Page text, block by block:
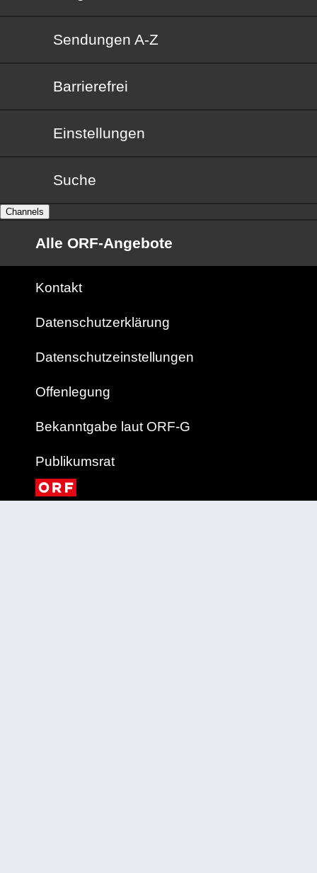
Sendungen von A bis Z
Sendungen A-Z
Barrierefrei
Barrierefrei
Einstellungen
Suche
Channels
Alle ORF-Angebote
Kontakt
Datenschutzerklärung
Datenschutzeinstellungen
Offenlegung
Bekanntgabe laut ORF-G
Publikumsrat